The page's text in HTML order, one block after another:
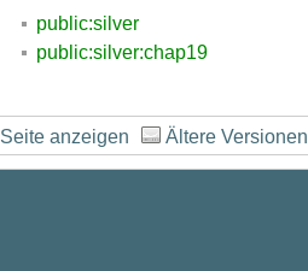
public:silver
public:silver:chap19
Seite anzeigen Ältere Versionen